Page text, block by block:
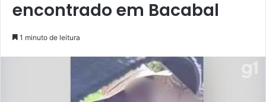
encontrado em Bacabal
1 minuto de leitura